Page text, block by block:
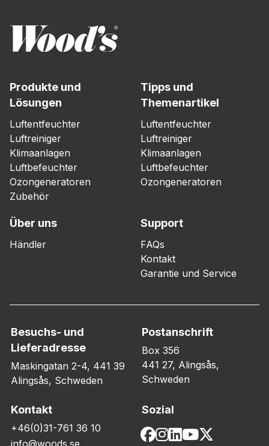
Produkte und
Lösungen
Luftentfeuchter
Luftreiniger
Klimaanlagen
Luftbefeuchter
Ozongeneratoren
Zubehör
Tipps und
Themenartikel
Luftentfeuchter
Luftreiniger
Klimaanlagen
Luftbefeuchter
Ozongeneratoren
Über uns
Händler
Support
FAQs
Kontakt
Garantie und Service
Besuchs- und
Lieferadresse
Maskingatan 2-4, 441 39
Alingsås, Schweden
Postanschrift
Box 356
441 27, Alingsås,
Schweden
Kontakt
+46(0)31-761 36 10
info@woods.se
Sozial